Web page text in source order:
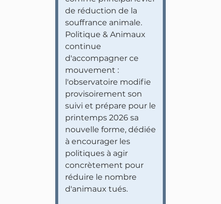
de réduction de la
souffrance animale.
Politique & Animaux
continue
d'accompagner ce
mouvement :
l'observatoire modifie
provisoirement son
suivi et prépare pour le
printemps 2026 sa
nouvelle forme, dédiée
à encourager les
politiques à agir
concrètement pour
réduire le nombre
d'animaux tués.